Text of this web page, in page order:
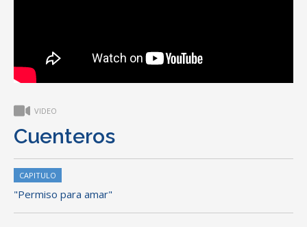
VIDEO
Cuenteros
CAPITULO
"Permiso para amar"